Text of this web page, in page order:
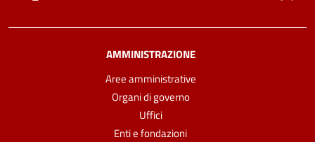
AMMINISTRAZIONE
Aree amministrative
Organi di governo
Uffici
Enti e fondazioni